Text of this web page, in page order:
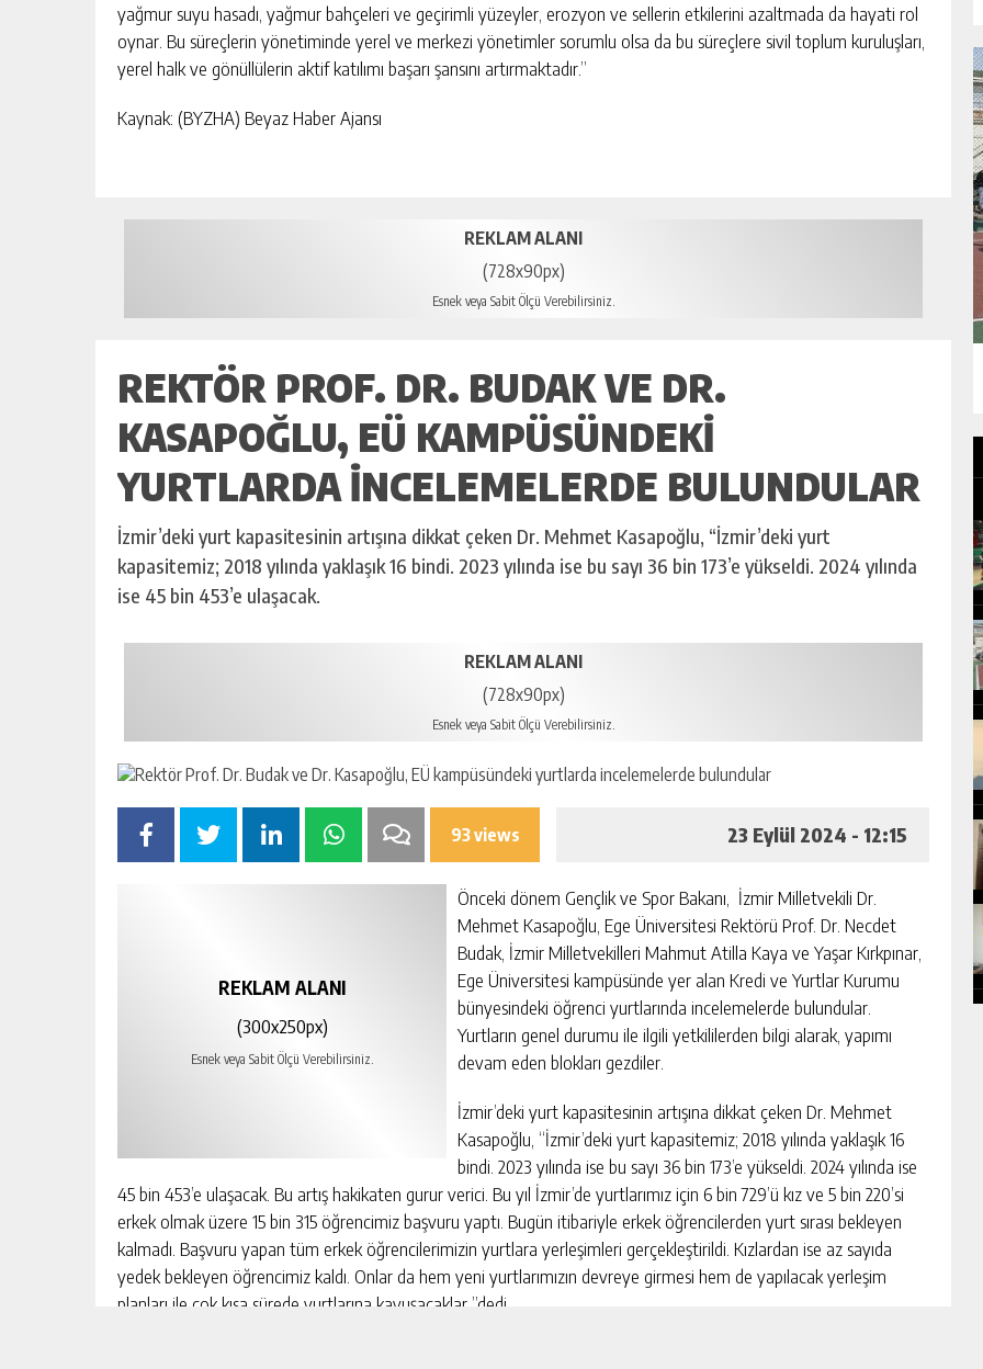
yağmur suyu hasadı, yağmur bahçeleri ve geçirimli yüzeyler, erozyon ve sellerin etkilerini azaltmada da hayati rol
oynar. Bu süreçlerin yönetiminde yerel ve merkezi yönetimler sorumlu olsa da bu süreçlere sivil toplum kuruluşları,
yerel halk ve gönüllülerin aktif katılımı başarı şansını artırmaktadır.”
Kaynak: (BYZHA) Beyaz Haber Ajansı
REKLAM ALANI
(728x90px)
Esnek veya Sabit Ölçü Verebilirsiniz.
REKTÖR PROF. DR. BUDAK VE DR.
KASAPOĞLU, EÜ KAMPÜSÜNDEKI
YURTLARDA INCELEMELERDE BULUNDULAR
İzmir’deki yurt kapasitesinin artışına dikkat çeken Dr. Mehmet Kasapoğlu, “İzmir’deki yurt
kapasitemiz; 2018 yılında yaklaşık 16 bindi. 2023 yılında ise bu sayı 36 bin 173’e yükseldi. 2024 yılında
ise 45 bin 453’e ulaşacak.
REKLAM ALANI
(728x90px)
Esnek veya Sabit Ölçü Verebilirsiniz.
93 views 23 Eylül 2024 - 12:15
REKLAM ALANI
(300x250px)
Esnek veya Sabit Ölçü Verebilirsiniz.
Önceki dönem Gençlik ve Spor Bakanı, İzmir Milletvekili Dr.
Mehmet Kasapoğlu, Ege Üniversitesi Rektörü Prof. Dr. Necdet
Budak, İzmir Milletvekilleri Mahmut Atilla Kaya ve Yaşar Kırkpınar,
Ege Üniversitesi kampüsünde yer alan Kredi ve Yurtlar Kurumu
bünyesindeki öğrenci yurtlarında incelemelerde bulundular.
Yurtların genel durumu ile ilgili yetkililerden bilgi alarak, yapımı
devam eden blokları gezdiler.
İzmir’deki yurt kapasitesinin artışına dikkat çeken Dr. Mehmet
Kasapoğlu, “İzmir’deki yurt kapasitemiz; 2018 yılında yaklaşık 16
bindi. 2023 yılında ise bu sayı 36 bin 173’e yükseldi. 2024 yılında ise
45 bin 453’e ulaşacak. Bu artış hakikaten gurur verici. Bu yıl İzmir’de yurtlarımız için 6 bin 729’ü kız ve 5 bin 220’si
erkek olmak üzere 15 bin 315 öğrencimiz başvuru yaptı. Bugün itibariyle erkek öğrencilerden yurt sırası bekleyen
kalmadı. Başvuru yapan tüm erkek öğrencilerimizin yurtlara yerleşimleri gerçekleştirildi. Kızlardan ise az sayıda
yedek bekleyen öğrencimiz kaldı. Onlar da hem yeni yurtlarımızın devreye girmesi hem de yapılacak yerleşim
planları ile çok kısa sürede yurtlarına kavuşacaklar ”dedi.